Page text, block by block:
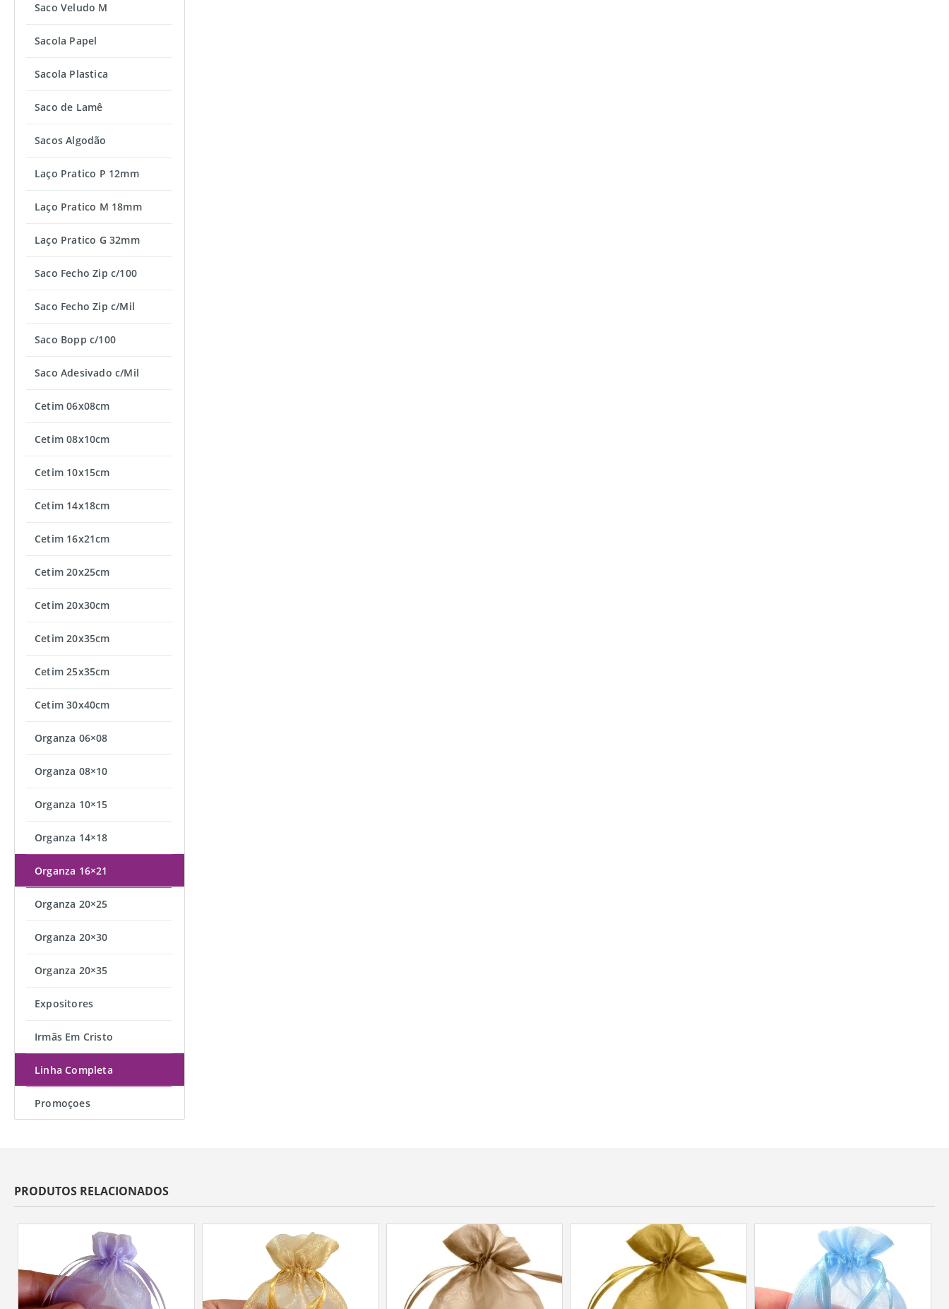
Saco Veludo M
Sacola Papel
Sacola Plastica
Saco de Lamê
Sacos Algodão
Laço Pratico P 12mm
Laço Pratico M 18mm
Laço Pratico G 32mm
Saco Fecho Zip c/100
Saco Fecho Zip c/Mil
Saco Bopp c/100
Saco Adesivado c/Mil
Cetim 06x08cm
Cetim 08x10cm
Cetim 10x15cm
Cetim 14x18cm
Cetim 16x21cm
Cetim 20x25cm
Cetim 20x30cm
Cetim 20x35cm
Cetim 25x35cm
Cetim 30x40cm
Organza 06×08
Organza 08×10
Organza 10×15
Organza 14×18
Organza 16×21
Organza 20×25
Organza 20×30
Organza 20×35
Expositores
Irmãs Em Cristo
Linha Completa
Promoçoes
PRODUTOS RELACIONADOS